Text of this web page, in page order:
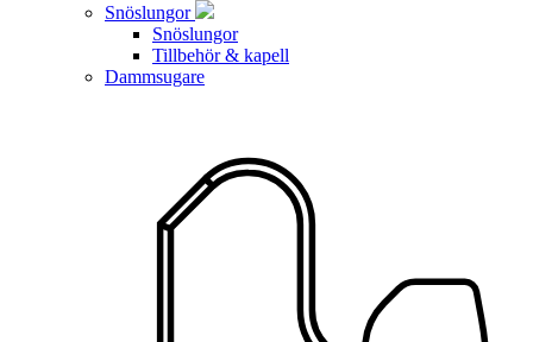
Snöslungor
Snöslungor
Tillbehör & kapell
Dammsugare